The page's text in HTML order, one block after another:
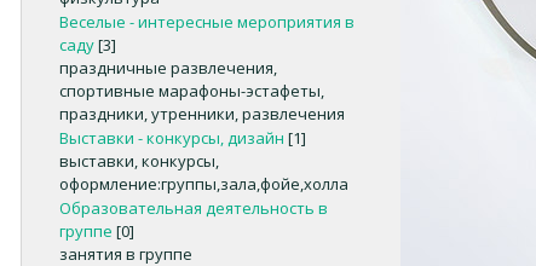
Веселые - интересные мероприятия в
саду[3]
праздничные развлечения,
спортивные марафоны-эстафеты,
праздники, утренники, развлечения
Выставки - конкурсы, дизайн [1]
выставки, конкурсы,
оформление:группы,зала,фойе,холла
Образовательная деятельность в
группе [0]
занятия в группе